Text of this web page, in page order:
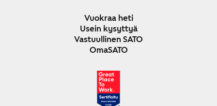
Vuokraa heti
Usein kysyttyä
Vastuullinen SATO
OmaSATO
JOULU 2024-2025
SUOMI